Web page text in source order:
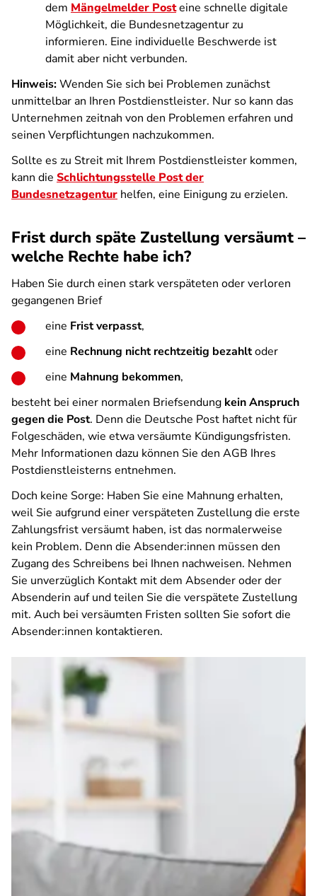
dem Mängelmelder Posteine schnelle digitale
Möglichkeit, die Bundesnetzagentur zu
informieren. Eine individuelle Beschwerde ist
damit aber nicht verbunden.
Hinweis:Wenden Sie sich bei Problemen zunächst
unmittelbar an Ihren Postdienstleister. Nur so kann das
Unternehmen zeitnah von den Problemen erfahren und
seinen Verpflichtungen nachzukommen.
Sollte es zu Streit mit Ihrem Postdienstleister kommen,
kann die Schlichtungsstelle Post der
Bundesnetzagentur helfen, eine Einigung zu erzielen.
Frist durch späte Zustellung versäumt –
welche Rechte habe ich?
Haben Sie durch einen stark verspäteten oder verloren
gegangenen Brief
eine Frist verpasst,
eine Rechnung nicht rechtzeitig bezahltoder
eine Mahnung bekommen,
besteht bei einer normalen Briefsendung kein Anspruch
gegen die Post. Denn die Deutsche Post haftet nicht für
Folgeschäden, wie etwa versäumte Kündigungsfristen.
Mehr Informationen dazu können Sie den AGB Ihres
Postdienstleisterns entnehmen.
Doch keine Sorge: Haben Sie eine Mahnung erhalten,
weil Sie aufgrund einer verspäteten Zustellung die erste
Zahlungsfrist versäumt haben, ist das normalerweise
kein Problem. Denn die Absender:innen müssen den
Zugang des Schreibens bei Ihnen nachweisen. Nehmen
Sie unverzüglich Kontakt mit dem Absender oder der
Absenderin auf und teilen Sie die verspätete Zustellung
mit. Auch bei versäumten Fristen sollten Sie sofort die
Absender:innen kontaktieren.